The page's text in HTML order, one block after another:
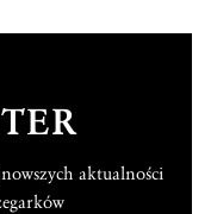
aktualności